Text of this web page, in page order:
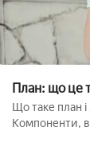
План: що це
Що таке план і
Компоненти,